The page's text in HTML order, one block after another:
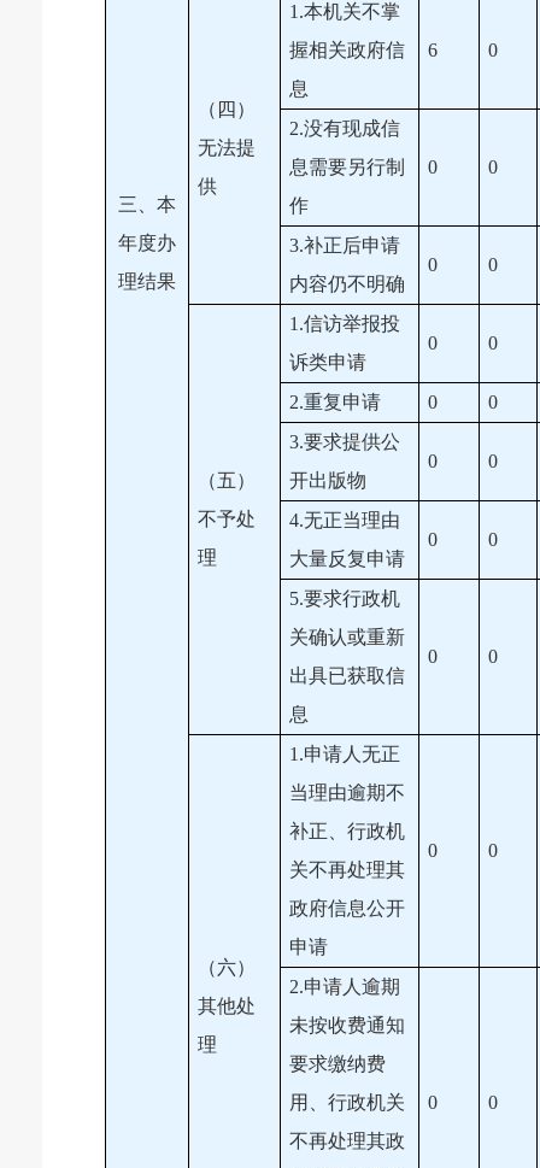
三、本
年度办
理结果
（四）
无法提
供
1.本机关不掌
握相关政府信
息
6 0
2.没有现成信
息需要另行制
作
0 0
3.补正后申请
内容仍不明确
0 0
（五）
不予处
理
1.信访举报投
诉类申请
0 0
2.重复申请 0
0
3.要求提供公
开出版物
0 0
4.无正当理由
大量反复申请
0 0
5.要求行政机
关确认或重新
出具已获取信
息
0 0
（六）
其他处
理
1.申请人无正
当理由逾期不
补正、行政机
关不再处理其
政府信息公开
申请
0 0
2.申请人逾期
未按收费通知
要求缴纳费
用、行政机关
不再处理其政
0 0